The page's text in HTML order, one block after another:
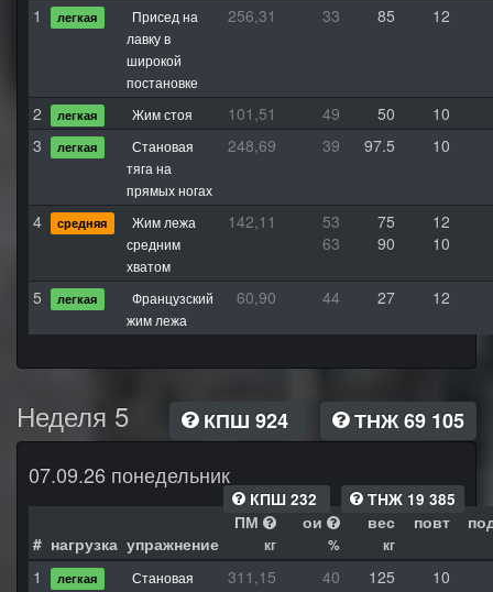
1 легкая
Присед на
лавку в
широкой
постановке
256,31 33 85 12
2 легкая Жим стоя 101,51 49 50
10
3
легкая
Становая
тяга на
прямых ногах
248,69 39 97.5 10
4 средняя
Жим лежа
средним
хватом
142,11 53 75
12
63
90 10
5 легкая
Французский
жим лежа
60,90 44 27 12
Неделя 5 КПШ 924
ТНЖ 69 105
07.09.26 понедельник
КПШ 232 ТНЖ 19 385
# нагрузка упражнение
ПМ
кг
ои
%
вес
кг
повт
1 легкая
Становая
311,15 40 125 10